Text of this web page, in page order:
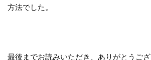
方法でした。
最後までお読みいただき、ありがとうござ